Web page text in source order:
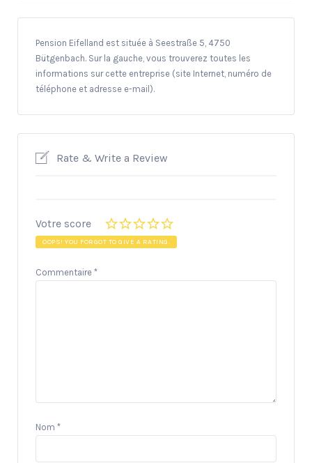
Pension Eifelland est située à Seestraße 5, 4750
Bütgenbach. Sur la gauche, vous trouverez toutes les
informations sur cette entreprise (site Internet, numéro de
téléphone et adresse e-mail).
Rate & Write a Review
Votre score
OOPS! YOU FORGOT TO GIVE A RATING.
Commentaire *
Nom *